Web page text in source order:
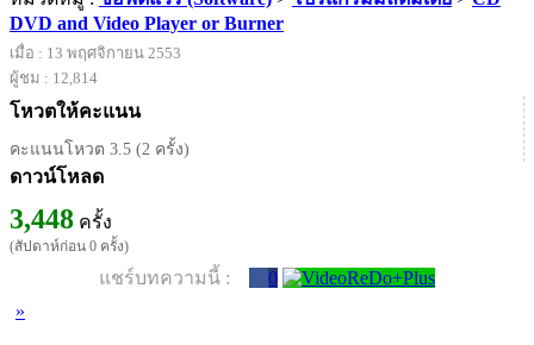
DVD and Video Player or Burner
เมื่อ : 13 พฤศจิกายน 2553
ผู้ชม : 12,814
โหวตให้คะแนน
คะแนนโหวต 3.5 (2 ครั้ง)
ดาวน์โหลด
3,448 ครั้ง
(สัปดาห์ก่อน 0 ครั้ง)
แชร์บทความนี้ :
0
»